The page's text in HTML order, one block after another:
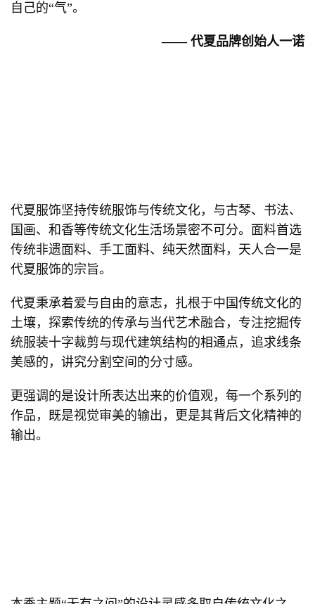
自己的“气”。
—— 代夏品牌创始人一诺
代夏服饰坚持传统服饰与传统文化，与古琴、书法、
国画、和香等传统文化生活场景密不可分。面料首选
传统非遗面料、手工面料、纯天然面料，天人合一是
代夏服饰的宗旨。
代夏秉承着爱与自由的意志，扎根于中国传统文化的
土壤，探索传统的传承与当代艺术融合，专注挖掘传
统服装十字裁剪与现代建筑结构的相通点，追求线条
美感的，讲究分割空间的分寸感。
更强调的是设计所表达出来的价值观，每一个系列的
作品，既是视觉审美的输出，更是其背后文化精神的
输出。